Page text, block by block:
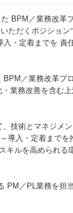
BPM／業務改革
ただくポジション
・定着までを 責
／業務改革プ
業務改善を含む上
技術とマネジメ
導入・定着までを
キルを高められる
PM／PL業務を担